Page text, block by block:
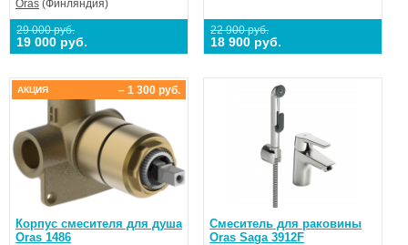
Oras (Финляндия)
29 000 руб.
19 000 руб.
22 900 руб.
18 900 руб.
Корпус смесителя для душa
Oras 1486
– 1 300 руб.
АКЦИЯ
Смеситель для раковины
Oras Saga 3912F